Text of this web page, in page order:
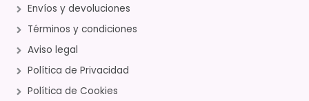
Envíos y devoluciones
Términos y condiciones
Aviso legal
Política de Privacidad
Política de Cookies